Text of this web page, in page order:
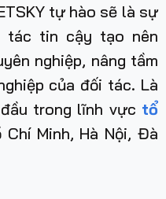
tự hào sẽ là sự
tác tin cậy tạo nên
nghiệp, nâng tầm
của đối tác. Là
trong lĩnh vực tổ
Chí Minh, Hà Nội, Đà